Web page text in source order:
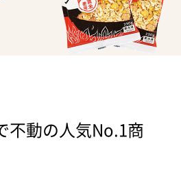
不動の人気No.1商